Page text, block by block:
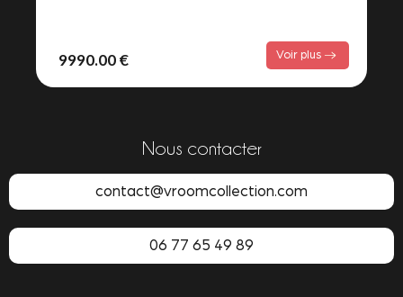
9990.00 € Voir plus
Nous contacter
contact@vroomcollection.com
06 77 65 49 89